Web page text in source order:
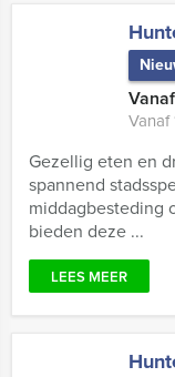
Vanaf
Vanaf
Gezellig eten en
spannend
middagbesteding
bieden deze ...
LEES MEER